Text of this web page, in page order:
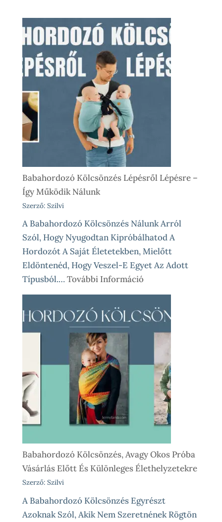
Babahordozó Kölcsönzés Lépésről Lépésre –
Így Működik Nálunk
Szerző: Szilvi
A Babahordozó Kölcsönzés Nálunk Arról
Szól, Hogy Nyugodtan Kipróbálhatod A
Hordozót A Saját Életetekben, Mielőtt
Eldöntenéd, Hogy Veszel-E Egyet Az Adott
Típusból.…További Információ:
Babahordozó
Kölcsönzés
Lépésről
Lépésre
Így
Működik
Nálunk
Babahordozó Kölcsönzés, Avagy Okos Próba
Vásárlás Előtt És Különleges Élethelyzetekre
Szerző: Szilvi
A Babahordozó Kölcsönzés Egyrészt
Azoknak Szól, Akik Nem Szeretnének Rögtön